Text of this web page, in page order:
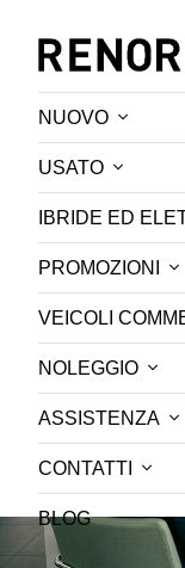
NUOVO
USATO
IBRIDE ED
PROMOZIONI
VEICOLI
NOLEGGIO
ASSISTENZA
CONTATTI
BLOG